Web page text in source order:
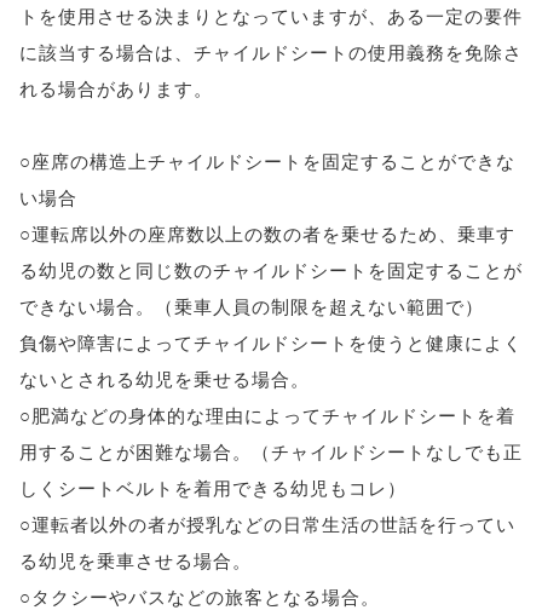
トを使用させる決まりとなっていますが、ある一定の要件
に該当する場合は、チャイルドシートの使用義務を免除さ
れる場合があります。
○座席の構造上チャイルドシートを固定することができな
い場合
○運転席以外の座席数以上の数の者を乗せるため、乗車す
る幼児の数と同じ数のチャイルドシートを固定することが
できない場合。（乗車人員の制限を超えない範囲で）
負傷や障害によってチャイルドシートを使うと健康によく
ないとされる幼児を乗せる場合。
○肥満などの身体的な理由によってチャイルドシートを着
用することが困難な場合。（チャイルドシートなしでも正
しくシートベルトを着用できる幼児もコレ）
○運転者以外の者が授乳などの日常生活の世話を行ってい
る幼児を乗車させる場合。
○タクシーやバスなどの旅客となる場合。